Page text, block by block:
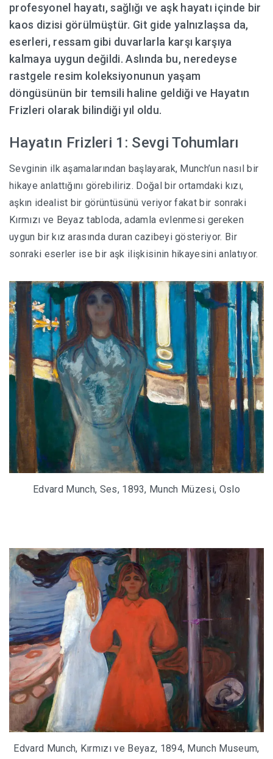
profesyonel hayatı, sağlığı ve aşk hayatı içinde bir
kaos dizisi görülmüştür. Git gide yalnızlaşsa da,
eserleri, ressam gibi duvarlarla karşı karşıya
kalmaya uygun değildi. Aslında bu, neredeyse
rastgele resim koleksiyonunun yaşam
döngüsünün bir temsili haline geldiği ve Hayatın
Frizleri olarak bilindiği yıl oldu.
Hayatın Frizleri 1: Sevgi Tohumları
Sevginin ilk aşamalarından başlayarak, Munch’un nasıl bir
hikaye anlattığını görebiliriz. Doğal bir ortamdaki kızı,
aşkın idealist bir görüntüsünü veriyor fakat bir sonraki
Kırmızı ve Beyaz tabloda, adamla evlenmesi gereken
uygun bir kız arasında duran cazibeyi gösteriyor. Bir
sonraki eserler ise bir aşk ilişkisinin hikayesini anlatıyor.
Edvard Munch, Ses, 1893, Munch Müzesi, Oslo
Edvard Munch, Kırmızı ve Beyaz, 1894, Munch Museum,